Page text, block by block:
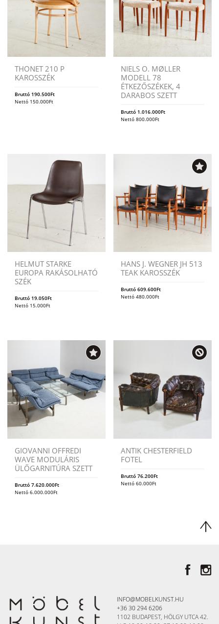
THONET 210 P
KAROSSZÉK
Bruttó 190.500Ft
Nettó 150.000Ft
NIELS O. MØLLER
MODELL 78
ÉTKEZŐSZÉKEK, 4
DARABOS SZETT
Bruttó 1.016.000Ft
Nettó800.000Ft
HELMUT STARKE
EUROPA RAKÁSOLHATÓ
SZÉK
Bruttó 19.050Ft
Nettó 15.000Ft
HANS J. WEGNER JH 513
TEAK KAROSSZÉK
Bruttó609.600Ft
Nettó480.000Ft
GIOVANNI OFFREDI
WAVE MODULÁRIS
ÜLŐGARNITÚRA SZETT
Bruttó 7.620.000Ft
Nettó 6.000.000Ft
ANTIK CHESTERFIELD
FOTEL
Bruttó76.200Ft
Nettó60.000Ft
INFO@MOBELKUNST.HU
+36 30 294 6206
1102 BUDAPEST, HÖLGY UTCA 42.